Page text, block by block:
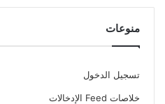
منوعات
تسجيل الدخول
خلاصات Feed الإدخالات